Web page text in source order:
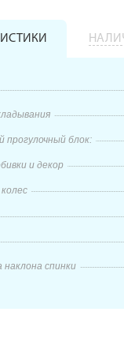
прогулочный блок:
и декор
наклона спинки